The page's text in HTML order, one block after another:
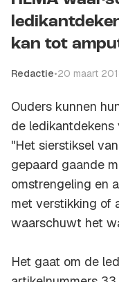
kan tot
Redactie•20 maart
Ouders kunnen
de ledikantdekens
"Het sierstiksel
gepaard gaande
omstrengeling en
met verstikking of
waarschuwt het
Het gaat om de